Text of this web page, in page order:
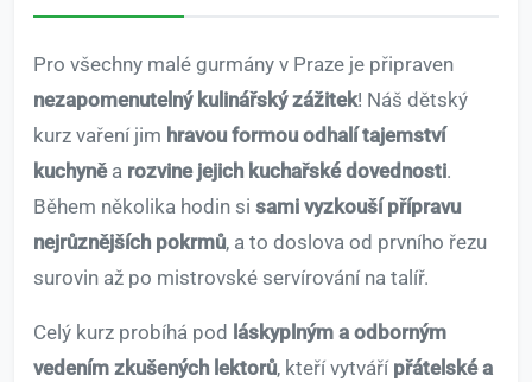
Pro všechny malé gurmány v Praze je připraven
nezapomenutelný kulinářský zážitek! Náš dětský
kurz vaření jim hravou formou odhalí tajemství
kuchyněa rozvine jejich kuchařské dovednosti.
Během několika hodin si sami vyzkouší přípravu
nejrůznějších pokrmů, a to doslova od prvního řezu
surovin až po mistrovské servírování na talíř.
Celý kurz probíhá pod láskyplným a odborným
vedením zkušených lektorů, kteří vytváří přátelské a